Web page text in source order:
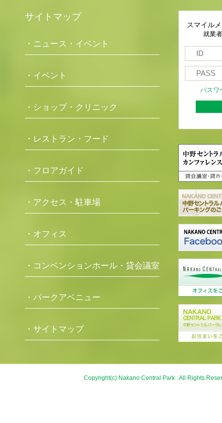
サイトマップ
・ニュース・イベント
・イベント
・ショップ・クリニック
・レストラン・フード
・フロアガイド
・アクセス・駐車場
・オフィス
・コンベンションホール・貸会議室
・パークアベニュー
・サイトマップ
スマイル
就業
パスワ
Copyright(c) Nakano Central Park . All Rights